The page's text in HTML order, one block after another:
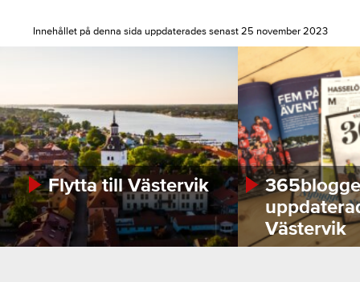
Innehållet på denna sida uppdaterades senast 25 november 2023
Flytta till Västervik
Västervik